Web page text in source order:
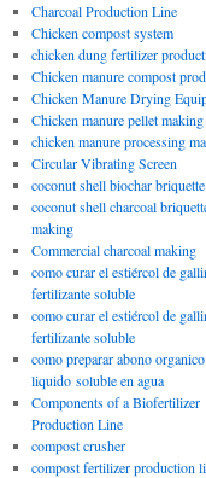
Charcoal Production Line
Chicken compost system
chicken dung fertilizer
Chicken manure compost
Chicken Manure Drying
Chicken manure pellet making
chicken manure processing
Circular Vibrating Screen
coconut shell biochar
coconut shell charcoal
making
Commercial charcoal making
como curar el estiércol de
fertilizante soluble
como curar el estiércol de
fertilizante soluble
como preparar abono organico
liquido soluble en agua
Components of a Biofertilizer
Production Line
compost crusher
compost fertilizer production